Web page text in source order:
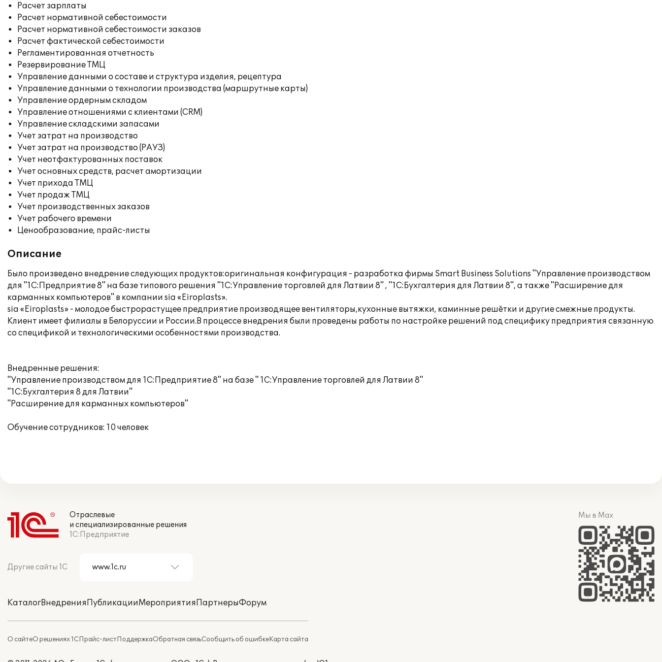
Расчет зарплаты
Расчет нормативной себестоимости
Расчет нормативной себестоимости заказов
Расчет фактической себестоимости
Регламентированная отчетность
Резервирование ТМЦ
Управление данными о составе и структура изделия, рецептура
Управление данными о технологии производства (маршрутные карты)
Управление ордерным складом
Управление отношениями с клиентами (CRM)
Управление складскими запасами
Учет затрат на производство
Учет затрат на производство (РАУЗ)
Учет неотфактурованных поставок
Учет основных средств, расчет амортизации
Учет прихода ТМЦ
Учет продаж ТМЦ
Учет производственных заказов
Учет рабочего времени
Ценообразование, прайс-листы
Описание
Было произведено внедрение следующих продуктов:оригинальная конфигурация - разработка фирмы Smart Business Solutions "Управление производством
для "1С:Предприятие 8" на базе типового решения "1C:Управление торговлей для Латвии 8" , "1С:Бухгалтерия для Латвии 8", а также "Расширение для
карманных компьютеров" в компании sia «Eiroplasts».
sia «Eiroplasts» - молодое быстрорастущее предприятие производящее вентиляторы,кухонные вытяжки, каминные решётки и другие смежные продукты.
Клиент имеет филиалы в Белоруссии и России.В процессе внедрения были проведены работы по настройке решений под специфику предприятия связанную
со спецификой и технологическими особенностями производства.
Внедренные решения:
"Управление производством для 1С:Предприятие 8" на базе " 1C:Управление торговлей для Латвии 8"
"1С:Бухгалтерия 8 для Латвии"
"Расширение для карманных компьютеров"
Обучение сотрудников: 10 человек
Отраслевые
и специализированные решения
1С:Предприятие
Другие сайты 1С
КаталогВнедренияПубликацииМероприятияПартнерыФорум
О сайтеО решениях 1СПрайс-листПоддержкаОбратная связьСообщить об ошибкеКарта сайта
Мы в Max